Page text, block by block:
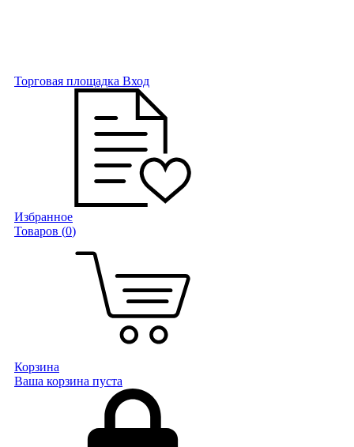
Торговая площадка Вход
Избранное
Товаров (0)
Корзина
Ваша корзина пуста